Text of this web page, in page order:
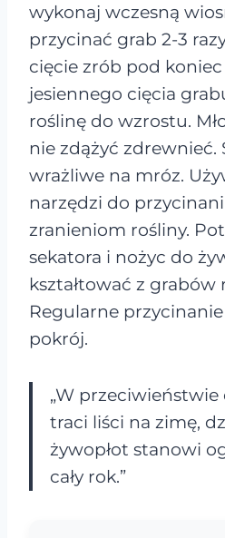
wykonaj wczesną
przycinać grab 2-3
cięcie zrób pod
jesiennego cięcia
roślinę do wzrostu.
nie zdążyć zdrewnieć.
wrażliwe na mróz.
narzędzi do
zranieniom rośliny.
sekatora i nożyc do
kształtować z grabów
Regularne
pokrój.
„W
traci liści na zimę,
żywopłot stanowi
cały rok.”